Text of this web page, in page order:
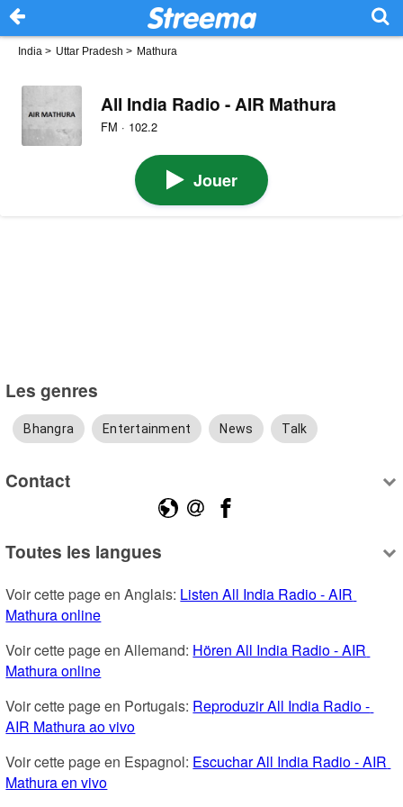
India > Uttar Pradesh > Mathura
All India Radio - AIR Mathura
FM · 102.2
Jouer
Les genres
Bhangra Entertainment News Talk
Contact
Toutes les langues
Voir cette page en Anglais: Listen All India Radio - AIR
Mathura online
Voir cette page en Allemand: Hören All India Radio - AIR
Mathura online
Voir cette page en Portugais: Reproduzir All India Radio -
AIR Mathura ao vivo
Voir cette page en Espagnol: Escuchar All India Radio - AIR
Mathura en vivo